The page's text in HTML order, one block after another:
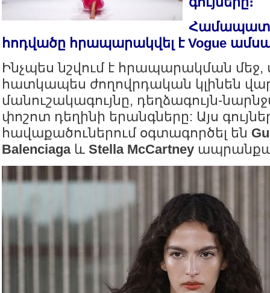
հոդվածը հրապարակվել է Vogue
Ինչպես նշվում է հրապարակման
հատկապես ժողովրդական կլինեն
մանուշակագույնը, դեղձագույն-
փոշոտ դեղինի երանգները: Այս
հավաքածուներում օգտագործել են
Balenciagaև Stella McCartney